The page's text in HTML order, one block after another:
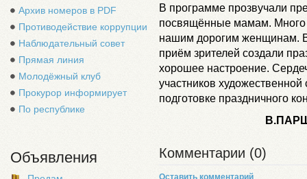
Архив номеров в PDF
Противодействие коррупции
Наблюдательный совет
Прямая линия
Молодёжный клуб
Прокурор информирует
По республике
Объявления
В программе прозвучали
посвящённые мамам. Много
нашим дорогим женщинам.
приём зрителей создали
хорошее настроение.
участников художественной
подготовке праздничного
Комментарии (0)
Оставить комментарий